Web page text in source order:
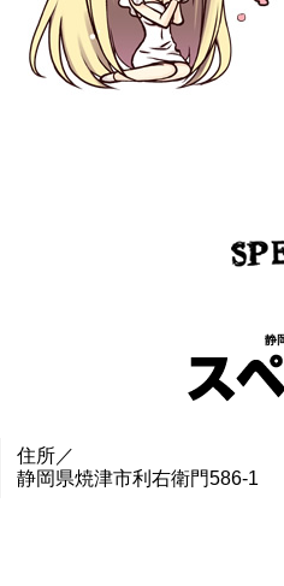
静
住所
静岡県焼津市利右衛門586-1